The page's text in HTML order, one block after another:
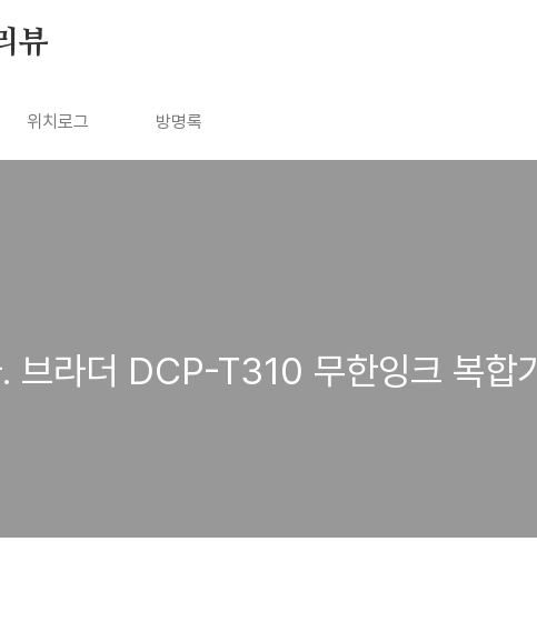
뷰
위치로그 방명록
브라더 DCP-T310 무한잉크 복합기